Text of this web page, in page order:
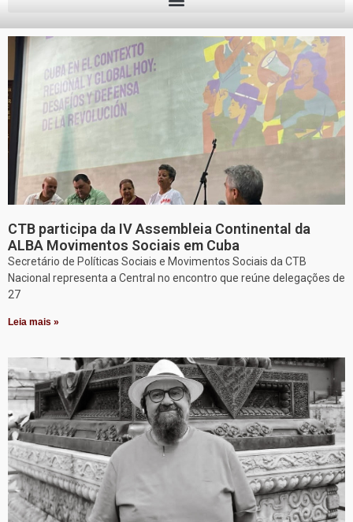
CTB participa da IV Assembleia Continental da
ALBA Movimentos Sociais em Cuba
Secretário de Políticas Sociais e Movimentos Sociais da CTB
Nacional representa a Central no encontro que reúne delegações de
27
Leia mais »